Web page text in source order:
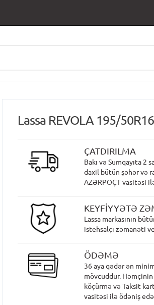
Lassa REVOLA 195/
ÇATDIRILMA
Bakı və Sumqayıta 2
daxil bütün şəhər və
AZƏRPOÇT vasitəsi
KEYFİYYƏTƏ
Lassa markasının
istehsalçı zəmanəti
ÖDƏMƏ
36 aya qədər ən
mövcuddur.
köçürmə və Taksit
vasitəsi ilə ödəniş